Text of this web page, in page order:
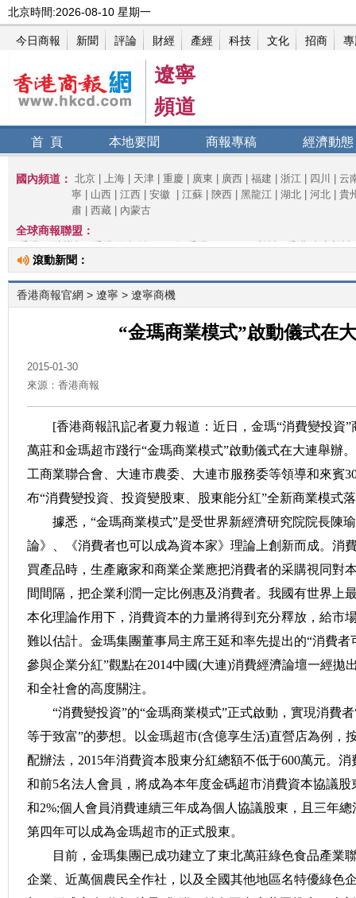
遼寧
頻道
首 頁 本地要聞 商報專稿 經濟動態
滾動新聞：
香港商報官網 > 遼寧 > 遼寧商機
“金瑪商業模式”啟動儀式在
2015-01-30
來源：香港商報
[香港商報訊]記者夏力報道：近日，金瑪“消費變投資”
萬莊和金瑪超市踐行“金瑪商業模式”啟動儀式在大連舉辦
工商業聯合會、大連市農委、大連市服務委等領導和來賓
布“消費變投資、投資變股東、股東能分紅”全新商業模式
據悉，“金瑪商業模式”是受世界新經濟研究院院長陳
論》、《消費者也可以成為資本家》理論上創新而成。消
買產品時，生產廠家和商業企業應把消費者的采購視同對
間間隔，把企業利潤一定比例惠及消費者。我國有世界上
本化理論作用下，消費資本的力量將得到充分釋放，給市
難以估計。金瑪集團董事局主席王延和率先提出的“消費
參與企業分紅”觀點在2014中國(大連)消費經濟論壇一經拋
和全社會的高度關注。
“消費變投資”的“金瑪商業模式”正式啟動，實現消費者
等于致富”的夢想。以金瑪超市(含億享生活)直營店為例，
配辦法，2015年消費資本股東分紅總額不低于600萬元。
和前5名法人會員，將成為本年度金碼超市消費資本協議股
和2%;個人會員消費連續三年成為個人協議股東，且三年
第四年可以成為金瑪超市的正式股東。
目前，金瑪集團已成功建立了東北萬莊綠色食品產業
企業、近萬個農民全作社，以及全國其他地區名特優綠色